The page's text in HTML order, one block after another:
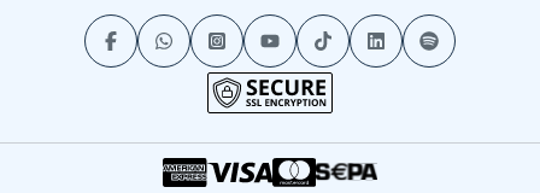
Minikreuzfahrten
Stornokabinen
Luxuskreuzfahrten
Alle Schiffe
Alle Reiseziele
Kreuzfahrtpakete